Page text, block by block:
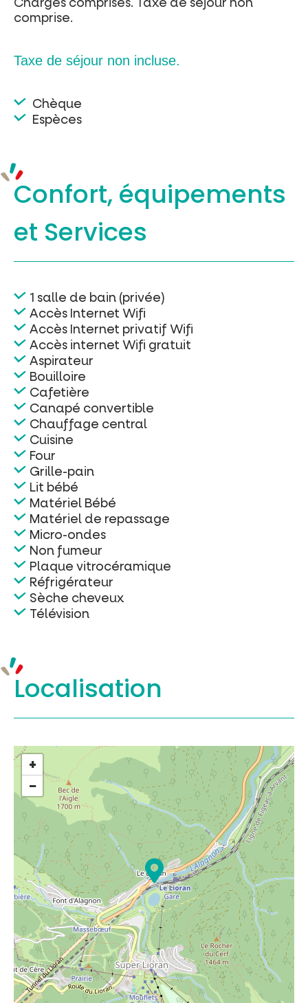
comprise.
Taxe de séjour non incluse.
Chèque
Espèces
Confort, équipements
et Services
1 salle de bain (privée)
Accès Internet Wifi
Accès Internet privatif Wifi
Accès internet Wifi gratuit
Aspirateur
Bouilloire
Cafetière
Canapé convertible
Chauffage central
Cuisine
Four
Grille-pain
Lit bébé
Matériel Bébé
Matériel de repassage
Micro-ondes
Non fumeur
Plaque vitrocéramique
Réfrigérateur
Sèche cheveux
Télévision
Localisation
+
−